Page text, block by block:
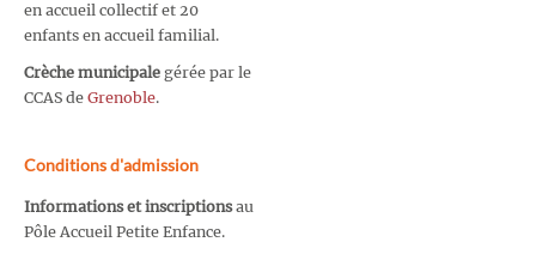
en accueil collectif et 20
enfants en accueil familial.
Crèche municipale gérée par le
CCAS de Grenoble.
Conditions d'admission
Informations et inscriptionsau
Pôle Accueil Petite Enfance.